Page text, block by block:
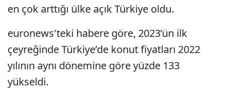
en çok arttığı ülke açık Türkiye oldu.
euronews'teki habere göre, 2023’ün ilk
çeyreğinde Türkiye’de konut fiyatları 2022
yılının aynı dönemine göre yüzde 133
yükseldi.